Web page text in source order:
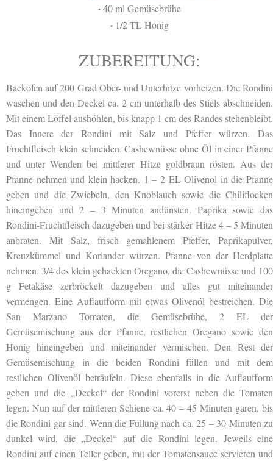
• 40 ml Gemüsebrühe
• 1/2 TL Honig
ZUBEREITUNG:
Backofen auf 200 Grad Ober- und Unterhitze vorheizen. Die Rondini
waschen und den Deckel ca. 2 cm unterhalb des Stiels abschneiden.
Mit einem Löffel aushöhlen, bis knapp 1 cm des Randes stehenbleibt.
Das Innere der Rondini mit Salz und Pfeffer würzen. Das
Fruchtfleisch klein schneiden. Cashewnüsse ohne Öl in einer Pfanne
und unter Wenden bei mittlerer Hitze goldbraun rösten. Aus der
Pfanne nehmen und klein hacken. 1 – 2 EL Olivenöl in die Pfanne
geben und die Zwiebeln, den Knoblauch sowie die Chiliflocken
hineingeben und 2 – 3 Minuten andünsten. Paprika sowie das
Rondini-Fruchtfleisch dazugeben und bei stärker Hitze 4 – 5 Minuten
anbraten. Mit Salz, frisch gemahlenem Pfeffer, Paprikapulver,
Kreuzkümmel und Koriander würzen. Pfanne von der Herdplatte
nehmen. 3/4 des klein gehackten Oregano, die Cashewnüsse und 100
g Fetakäse zerbröckelt dazugeben und alles gut miteinander
vermengen. Eine Auflaufform mit etwas Olivenöl bestreichen. Die
San Marzano Tomaten, die Gemüsebrühe, 2 EL der
Gemüsemischung aus der Pfanne, restlichen Oregano sowie den
Honig hineingeben und miteinander vermischen. Den Rest der
Gemüsemischung in die beiden Rondini füllen und mit dem
restlichen Olivenöl beträufeln. Diese ebenfalls in die Auflaufform
geben und die „Deckel“ der Rondini vorerst neben die Tomaten
legen. Nun auf der mittleren Schiene ca. 40 – 45 Minuten garen, bis
die Rondini gar sind. Wenn die Füllung nach ca. 25 – 30 Minuten zu
dunkel wird, die „Deckel“ auf die Rondini legen. Jeweils eine
Rondini auf einen Teller geben, mit der Tomatensauce servieren und